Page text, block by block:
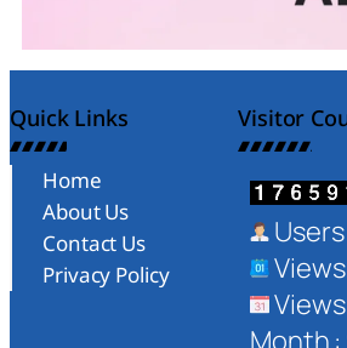
Quick Links
Home
About Us
Contact Us
Privacy Policy
Visitor
Month